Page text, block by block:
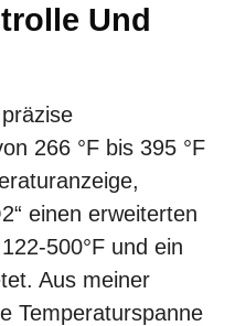
Und
266 °F bis 395 °F
einen erweiterten
500°F und ein
Aus meiner
Temperaturspanne